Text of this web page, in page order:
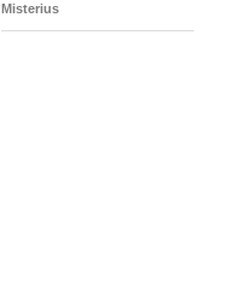
Misterius